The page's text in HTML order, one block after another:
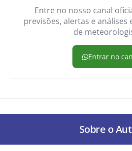
Entre no nosso canal
previsões, alertas e análises
de
Entrar no
Sobre o